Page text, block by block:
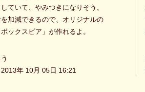
ていて、やみつきになりそう。
加減できるので、オリジナルの
ボックスビア」が作れるよ。
年 10月 05日 16:21